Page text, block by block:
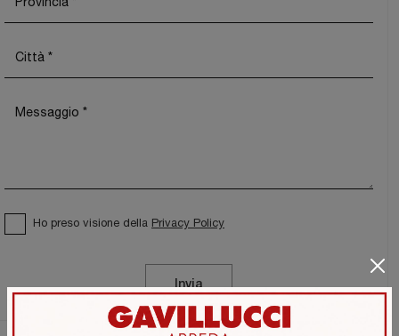
Ho preso visione della Privacy Policy
Invia